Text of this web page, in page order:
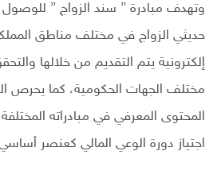
وتهدف مبادرة ” سند الزواج ”
حديثي الزواج في مختلف مناطق
إلكترونية يتم التقديم من خلالها
مختلف الجهات الحكومية، كما يحرص
المحتوى المعرفي في مبادراته
اجتياز دورة الوعي المالي كعنصر